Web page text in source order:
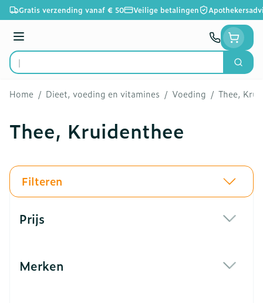
Ga naar de inhoud
Gratis verzending vanaf € 50 Veilige betalingen
Menu
Product, merk, categorie...
Zoek
Home / Dieet, voeding en vitamines / Voeding / Thee,
Thee, Kruidenthee
Filteren
Prijs
Merken